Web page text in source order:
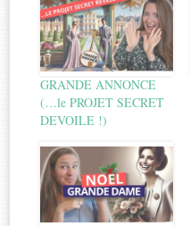
GRANDE ANNONCE
(…le PROJET SECRET
DEVOILE !)